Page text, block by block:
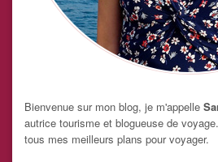
Bienvenue sur mon blog, je m'appelle
autrice tourisme et blogueuse de
tous mes meilleurs plans pour voyager.